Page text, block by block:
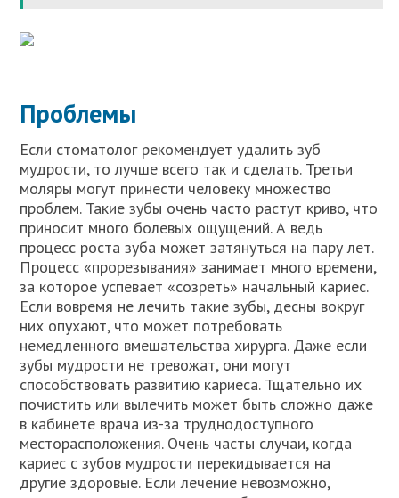
Проблемы
Если стоматолог рекомендует удалить зуб
мудрости, то лучше всего так и сделать. Третьи
моляры могут принести человеку множество
проблем. Такие зубы очень часто растут криво, что
приносит много болевых ощущений. А ведь
процесс роста зуба может затянуться на пару лет.
Процесс «прорезывания» занимает много времени,
за которое успевает «созреть» начальный кариес.
Если вовремя не лечить такие зубы, десны вокруг
них опухают, что может потребовать
немедленного вмешательства хирурга. Даже если
зубы мудрости не тревожат, они могут
способствовать развитию кариеса. Тщательно их
почистить или вылечить может быть сложно даже
в кабинете врача из-за труднодоступного
месторасположения. Очень часты случаи, когда
кариес с зубов мудрости перекидывается на
другие здоровые. Если лечение невозможно,